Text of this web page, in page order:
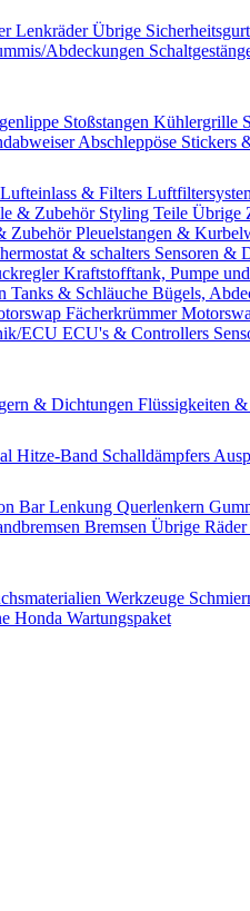
Lenkräder Übrige
Abdeckungen
Stoßstangen Kühlergrille
Abschleppöse Stickers
Lufteinlass & Filters
& Zubehör Styling Teile Übrige
ZubehörPleuelstangen &
& schalters Sensoren &
Kraftstofftank, Pumpe
Tanks & Schläuche Bügels,
Fächerkrümmer
ECU ECU's & Controllers
& Dichtungen Flüssigkeiten
Hitze-Band Schalldämpfers
BarLenkung Querlenkern
Bremsen Übrige
Werkzeuge
Honda Wartungspaket